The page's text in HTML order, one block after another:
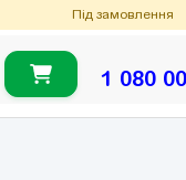
Під замовлення
1 080